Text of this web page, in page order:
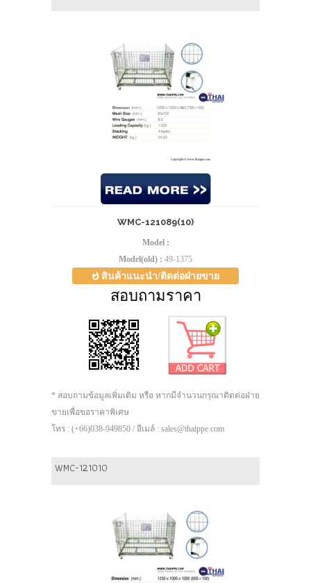
WMC-121089(10)
Model :
Model(old) : 49-1375
สินค้าแนะนำ/ติดต่อฝ่ายขาย
สอบถามราคา
* สอบถามข้อมูลเพิ่มเติม หรือ หากมีจำนวนกรุณาติดต่อฝ่าย
ขายเพื่อขอราคาพิเศษ
โทร : (+66)038-949850 / อีเมล์ : sales@thaippe.com
WMC-121010